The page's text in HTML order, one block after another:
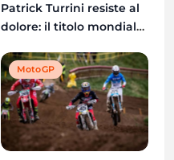
Patrick Turrini resiste al
dolore: il titolo mondiale
possibile
MotoGP